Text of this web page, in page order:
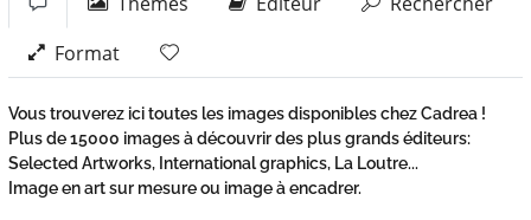
Format
Vous trouverez ici toutes les images disponibles chez Cadrea !
Plus de 15000 images à découvrir des plus grands éditeurs:
Selected Artworks, International graphics, La Loutre...
Image en art sur mesure ou image à encadrer.